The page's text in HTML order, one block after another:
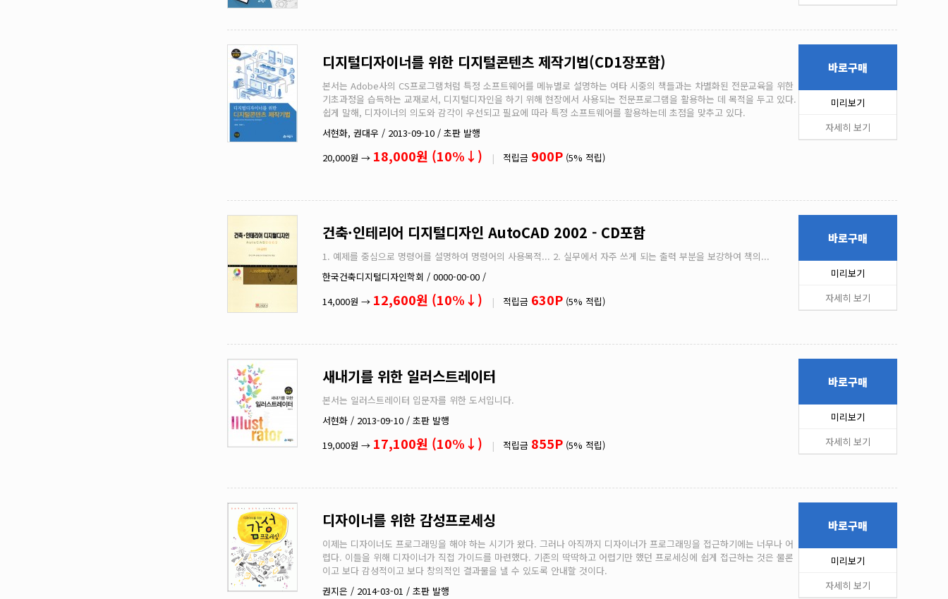
디지털디자이너를 위한 디지털콘텐츠 제작기법(CD1장포함)
본서는 Adobe사의 CS프로그램처럼 특정 소프트웨어를 메뉴별로 설명하는 여타 시중의 책들과는 차별화된 전문교육을 위한
기초과정을 습득하는 교재로서, 디지털디자인을 하기 위해 현장에서 사용되는 전문프로그램을 활용하는 데 목적을 두고 있다.
쉽게 말해, 디자이너의 의도와 감각이 우선되고 필요에 따라 특정 소프트웨어를 활용하는데 초점을 맞추고 있다.
서현화, 권대우 / 2013-09-10 / 초판 발행
20,000원 → 18,000원 (10%↓) | 적립금 900P (5% 적립)
바로구매
미리보기
자세히 보기
건축·인테리어 디지털디자인 AutoCAD 2002 - CD포함
1. 예제를 중심으로 명령어를 설명하여 명령어의 사용목적... 2. 실무에서 자주 쓰게 되는 출력 부분을 보강하여 책의...
한국건축디지털디자인학회 / 0000-00-00 /
14,000원 → 12,600원 (10%↓) | 적립금 630P (5% 적립)
바로구매
미리보기
자세히 보기
새내기를 위한 일러스트레이터
본서는 일러스트레이터 입문자를 위한 도서입니다.
서현화 / 2013-09-10 / 초판 발행
19,000원 → 17,100원 (10%↓) | 적립금 855P (5% 적립)
바로구매
미리보기
자세히 보기
디자이너를 위한 감성프로세싱
이제는 디자이너도 프로그래밍을 해야 하는 시기가 왔다. 그러나 아직까지 디자이너가 프로그래밍을 접근하기에는 너무나 어
렵다. 이들을 위해 디자이너가 직접 가이드를 마련했다. 기존의 딱딱하고 어렵기만 했던 프로세싱에 쉽게 접근하는 것은 물론
이고 보다 감성적이고 보다 창의적인 결과물을 낼 수 있도록 안내할 것이다.
권지은 / 2014-03-01 / 초판 발행
바로구매
미리보기
자세히 보기